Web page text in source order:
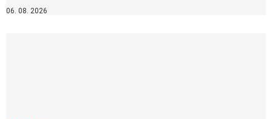
06. 08. 2026